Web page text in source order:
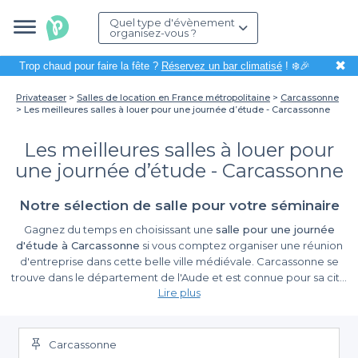
Quel type d'évènement
organisez-vous ?
Trop chaud pour faire la fête ? Réservez un bar climatisé! ❄️🎉 ✖
Privateaser Salles de location en France métropolitaine
Carcassonne
Les meilleures salles à louer pour une journée d’étude - Carcassonne
Les meilleures salles à louer pour
une journée d’étude - Carcassonne
Notre sélection de salle pour votre séminaire
Gagnez du temps en choisissant une salle pour une journée
d'étude à Carcassonne si vous comptez organiser une réunion
d'entreprise dans cette belle ville médiévale. Carcassonne se
trouve dans le département de l'Aude et est connue pour sa cité
emblématique. Rendez votre évènement unique en réunissant
pour des lieux uniques qui diffèrent du cadre professionnel
habituel. Avec ce
Lire plus
Carcassonne